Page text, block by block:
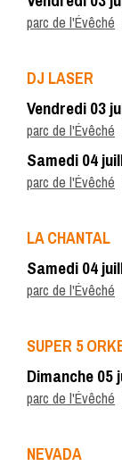
parc de l'Évêché
DJ LASER
vendredi 03
parc de l'Évêché
samedi 04
parc de l'Évêché
LA CHANTAL
samedi 04
parc de l'Évêché
SUPER 5
dimanche
parc de l'Évêché
NEVADA